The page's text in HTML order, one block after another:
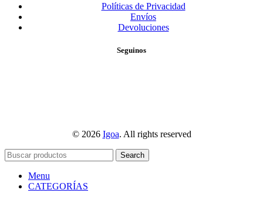
Políticas de Privacidad
Envíos
Devoluciones
Seguinos
© 2026 Igoa. All rights reserved
Search
Menu
CATEGORÍAS